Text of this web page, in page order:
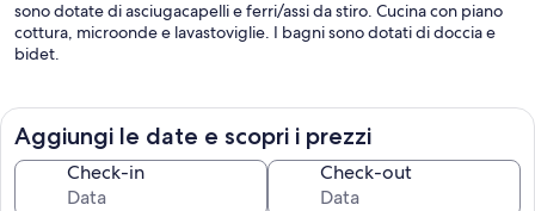
sono dotate di asciugacapelli e ferri/assi da stiro. Cucina con piano
cottura, microonde e lavastoviglie. I bagni sono dotati di doccia e
bidet.
Aggiungi le date e scopri i prezzi
Check-in Check-out